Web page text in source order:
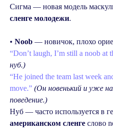
Сигма — новая модель
сленге молодежи.
• Noob — новичок, плохо
“Don’t laugh, I’m still a noob at
нуб.)
“He joined the team last week
move.” (Он новенький и уже
поведение.)
Нуб — часто используется в
американском сленге слово